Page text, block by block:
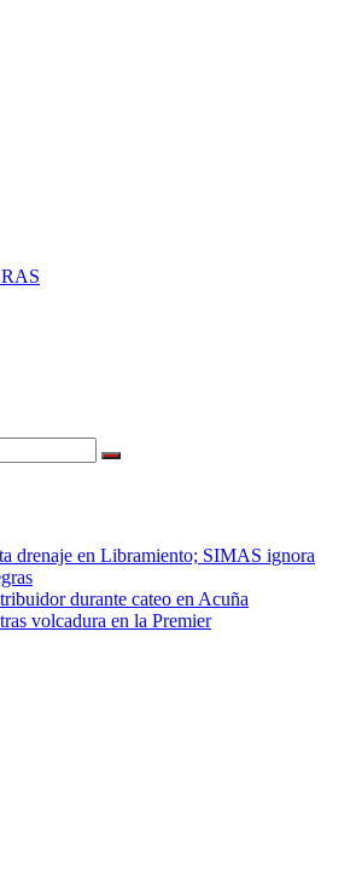
Buscar
drenaje en Libramiento; SIMAS ignora
durante cateo en Acuña
volcadura en la Premier